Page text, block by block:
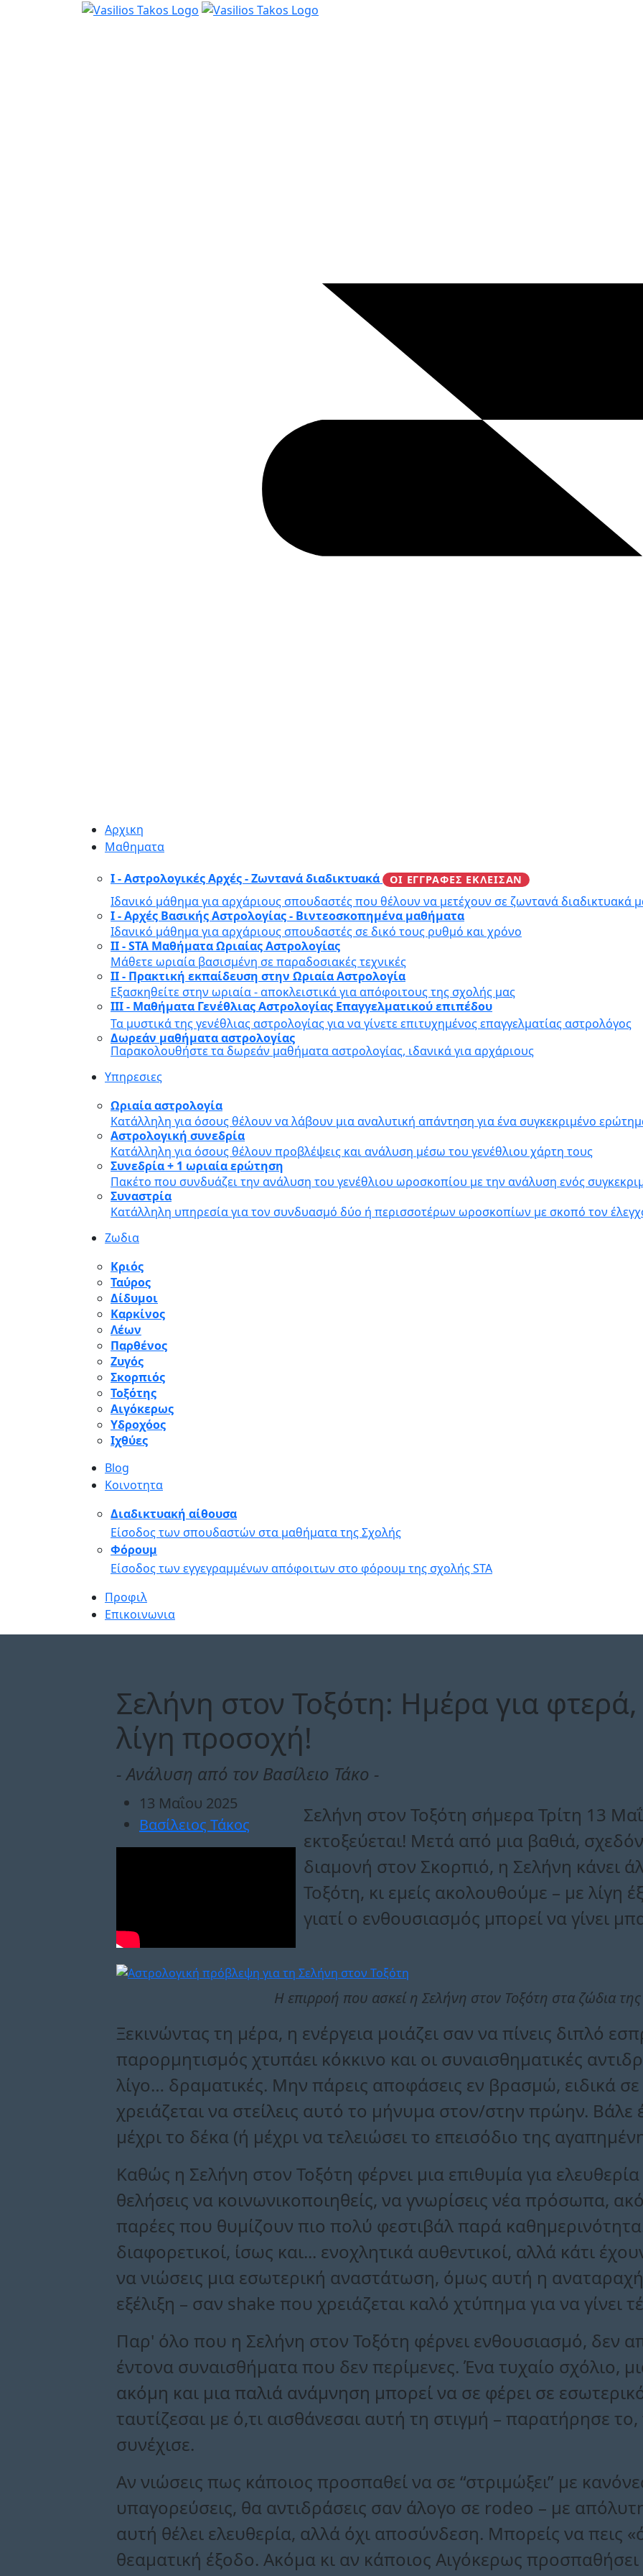
Αρχικη
Μαθηματα
I - Αστρολογικές Αρχές - Ζωντανά διαδικτυακά ΟΙ ΕΓΓΡΑΦΕΣ ΕΚΛΕΙΣΑΝ
Ιδανικό μάθημα για αρχάριους σπουδαστές που θέλουν να μετέχουν σε ζωντανά διαδικτυακά
I - Αρχές Βασικής Αστρολογίας - Βιντεοσκοπημένα μαθήματα
Ιδανικό μάθημα για αρχάριους σπουδαστές σε δικό τους ρυθμό και χρόνο
II - STA Μαθήματα Ωριαίας Αστρολογίας
Μάθετε ωριαία βασισμένη σε παραδοσιακές τεχνικές
II - Πρακτική εκπαίδευση στην Ωριαία Αστρολογία
Εξασκηθείτε στην ωριαία - αποκλειστικά για απόφοιτους της σχολής μας
III - Μαθήματα Γενέθλιας Αστρολογίας Επαγγελματικού επιπέδου
Τα μυστικά της γενέθλιας αστρολογίας για να γίνετε επιτυχημένος επαγγελματίας αστρολόγος
Δωρεάν μαθήματα αστρολογίας
Παρακολουθήστε τα δωρεάν μαθήματα αστρολογίας, ιδανικά για αρχάριους
Υπηρεσιες
Ωριαία αστρολογία
Κατάλληλη για όσους θέλουν να λάβουν μια αναλυτική απάντηση για ένα συγκεκριμένο
Αστρολογική συνεδρία
Κατάλληλη για όσους θέλουν προβλέψεις και ανάλυση μέσω του γενέθλιου χάρτη τους
Συνεδρία + 1 ωριαία ερώτηση
Πακέτο που συνδυάζει την ανάλυση του γενέθλιου ωροσκοπίου με την ανάλυση ενός
Συναστρία
Κατάλληλη υπηρεσία για τον συνδυασμό δύο ή περισσοτέρων ωροσκοπίων με σκοπό τον
Ζωδια
Κριός
Ταύρος
Δίδυμοι
Καρκίνος
Λέων
Παρθένος
Ζυγός
Σκορπιός
Τοξότης
Αιγόκερως
Υδροχόος
Ιχθύες
Blog
Κοινοτητα
Διαδικτυακή αίθουσα
Είσοδος των σπουδαστών στα μαθήματα της Σχολής
Φόρουμ
Είσοδος των εγγεγραμμένων απόφοιτων στο φόρουμ της σχολής STA
Προφιλ
Επικοινωνια
Σελήνη στον Τοξότη: Ημέρα για φτερά,
λίγη προσοχή!
- Aνάλυση από τον Βασίλειο Τάκο -
13 Μαΐου 2025
Βασίλειος Τάκος
Σελήνη στον Τοξότη σήμερα Τρίτη 13
εκτοξεύεται! Μετά από μια βαθιά,
διαμονή στον Σκορπιό, η Σελήνη κάνει
Τοξότη, κι εμείς ακολουθούμε – με λίγη
γιατί ο ενθουσιασμός μπορεί να γίνει
Η επιρροή που ασκεί η Σελήνη στον Τοξότη στα ζώδια
Ξεκινώντας τη μέρα, η ενέργεια μοιάζει σαν να πίνεις διπλό
παρορμητισμός χτυπάει κόκκινο και οι συναισθηματικές
λίγο… δραματικές. Μην πάρεις αποφάσεις εν βρασμώ, ειδικά
χρειάζεται να στείλεις αυτό το μήνυμα στον/στην πρώην. Βάλε
μέχρι το δέκα (ή μέχρι να τελειώσει το επεισόδιο της
Καθώς η Σελήνη στον Τοξότη φέρνει μια επιθυμία για
θελήσεις να κοινωνικοποιηθείς, να γνωρίσεις νέα πρόσωπα,
παρέες που θυμίζουν πιο πολύ φεστιβάλ παρά
διαφορετικοί, ίσως και... ενοχλητικά αυθεντικοί, αλλά κάτι
να νιώσεις μια εσωτερική αναστάτωση, όμως αυτή η αναταραχή
εξέλιξη – σαν shake που χρειάζεται καλό χτύπημα για να γίνει
Παρ' όλο που η Σελήνη στον Τοξότη φέρνει ενθουσιασμό, δεν
έντονα συναισθήματα που δεν περίμενες. Ένα τυχαίο σχόλιο,
ακόμη και μια παλιά ανάμνηση μπορεί να σε φέρει σε
ταυτίζεσαι με ό,τι αισθάνεσαι αυτή τη στιγμή – παρατήρησε
συνέχισε.
Αν νιώσεις πως κάποιος προσπαθεί να σε “στριμώξει” με
υπαγορεύσεις, θα αντιδράσεις σαν άλογο σε rodeo – με
αυτή θέλει ελευθερία, αλλά όχι αποσύνδεση. Μπορείς να πεις
θεαματική έξοδο. Ακόμα κι αν κάποιος Αιγόκερως προσπαθήσει